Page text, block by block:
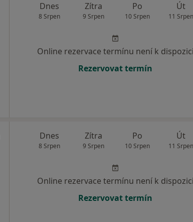
Dnes
8 Srpen
Zítra
9 Srpen
Po
10 Srpen
Út
11 Srpen
Online rezervace termínu není k dispozici
Rezervovat termín
Dnes
8 Srpen
Zítra
9 Srpen
Po
10 Srpen
Út
11 Srpen
Online rezervace termínu není k dispozici
Rezervovat termín